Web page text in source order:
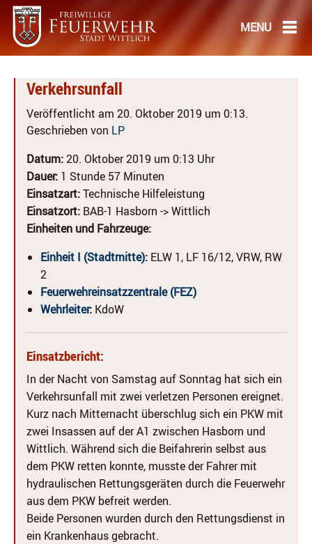
Verkehrsunfall
Veröffentlicht am 20. Oktober 2019 um 0:13.
Geschrieben von LP
Datum:20. Oktober 2019 um 0:13 Uhr
Dauer: 1 Stunde 57 Minuten
Einsatzart:Technische Hilfeleistung
Einsatzort: BAB-1 Hasborn -> Wittlich
Einheiten und Fahrzeuge:
Einheit I (Stadtmitte): ELW 1, LF 16/12, VRW, RW
2
Feuerwehreinsatzzentrale (FEZ)
Wehrleiter: KdoW
Einsatzbericht:
In der Nacht von Samstag auf Sonntag hat sich ein
Verkehrsunfall mit zwei verletzen Personen ereignet.
Kurz nach Mitternacht überschlug sich ein PKW mit
zwei Insassen auf der A1 zwischen Hasborn und
Wittlich. Während sich die Beifahrerin selbst aus
dem PKW retten konnte, musste der Fahrer mit
hydraulischen Rettungsgeräten durch die Feuerwehr
aus dem PKW befreit werden.
Beide Personen wurden durch den Rettungsdienst in
ein Krankenhaus gebracht.